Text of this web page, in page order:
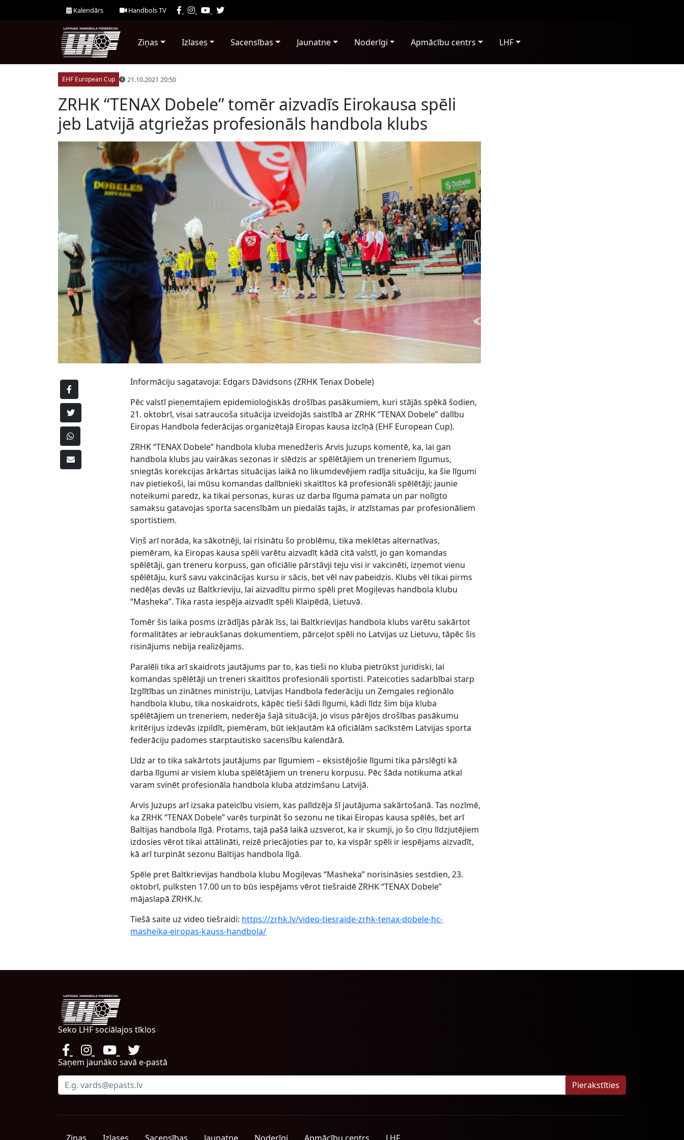
Kalendārs Handbols TV
Ziņas Izlases Sacensības Jaunatne Noderīgi Apmācību centrs LHF
EHF European Cup 21.10.2021 20:50
ZRHK “TENAX Dobele” tomēr aizvadīs Eirokausa spēli
jeb Latvijā atgriežas profesionāls handbola klubs
Informāciju sagatavoja: Edgars Dāvidsons (ZRHK Tenax Dobele)
Pēc valstī pieņemtajiem epidemioloģiskās drošības pasākumiem, kuri stājās spēkā šodien,
21. oktobrī, visai satraucoša situācija izveidojās saistībā ar ZRHK “TENAX Dobele” dalību
Eiropas Handbola federācijas organizētajā Eiropas kausa izcīņā (EHF European Cup).
ZRHK “TENAX Dobele” handbola kluba menedžeris Arvis Juzups komentē, ka, lai gan
handbola klubs jau vairākas sezonas ir slēdzis ar spēlētājiem un treneriem līgumus,
sniegtās korekcijas ārkārtas situācijas laikā no likumdevējiem radīja situāciju, ka šie līgumi
nav pietiekoši, lai mūsu komandas dalībnieki skaitītos kā profesionāli spēlētāji; jaunie
noteikumi paredz, ka tikai personas, kuras uz darba līguma pamata un par nolīgto
samaksu gatavojas sporta sacensībām un piedalās tajās, ir atzīstamas par profesionāliem
sportistiem.
Viņš arī norāda, ka sākotnēji, lai risinātu šo problēmu, tika meklētas alternatīvas,
piemēram, ka Eiropas kausa spēli varētu aizvadīt kādā citā valstī, jo gan komandas
spēlētāji, gan treneru korpuss, gan oficiālie pārstāvji teju visi ir vakcinēti, izņemot vienu
spēlētāju, kurš savu vakcinācijas kursu ir sācis, bet vēl nav pabeidzis. Klubs vēl tikai pirms
nedēļas devās uz Baltkrieviju, lai aizvadītu pirmo spēli pret Mogiļevas handbola klubu
“Masheka”. Tika rasta iespēja aizvadīt spēli Klaipēdā, Lietuvā.
Tomēr šis laika posms izrādījās pārāk īss, lai Baltkrievijas handbola klubs varētu sakārtot
formalitātes ar iebraukšanas dokumentiem, pārceļot spēli no Latvijas uz Lietuvu, tāpēc šis
risinājums nebija realizējams.
Paralēli tika arī skaidrots jautājums par to, kas tieši no kluba pietrūkst juridiski, lai
komandas spēlētāji un treneri skaitītos profesionāli sportisti. Pateicoties sadarbībai starp
Izglītības un zinātnes ministriju, Latvijas Handbola federāciju un Zemgales reģionālo
handbola klubu, tika noskaidrots, kāpēc tieši šādi līgumi, kādi līdz šim bija kluba
spēlētājiem un treneriem, nederēja šajā situācijā, jo visus pārējos drošības pasākumu
kritērijus izdevās izpildīt, piemēram, būt iekļautām kā oficiālām sacīkstēm Latvijas sporta
federāciju padomes starptautisko sacensību kalendārā.
Līdz ar to tika sakārtots jautājums par līgumiem – eksistējošie līgumi tika pārslēgti kā
darba līgumi ar visiem kluba spēlētājiem un treneru korpusu. Pēc šāda notikuma atkal
varam svinēt profesionāla handbola kluba atdzimšanu Latvijā.
Arvis Juzups arī izsaka pateicību visiem, kas palīdzēja šī jautājuma sakārtošanā. Tas nozīmē,
ka ZRHK “TENAX Dobele” varēs turpināt šo sezonu ne tikai Eiropas kausa spēlēs, bet arī
Baltijas handbola līgā. Protams, tajā pašā laikā uzsverot, ka ir skumji, jo šo cīņu līdzjutējiem
izdosies vērot tikai attālināti, reizē priecājoties par to, ka vispār spēli ir iespējams aizvadīt,
kā arī turpināt sezonu Baltijas handbola līgā.
Spēle pret Baltkrievijas handbola klubu Mogiļevas “Masheka” norisināsies sestdien, 23.
oktobrī, pulksten 17.00 un to būs iespējams vērot tiešraidē ZRHK “TENAX Dobele”
mājaslapā ZRHK.lv.
Tiešā saite uz video tiešraidi: https://zrhk.lv/video-tiesraide-zrhk-tenax-dobele-hc-
masheika-eiropas-kauss-handbola/
Seko LHF sociālajos tīklos
Saņem jaunāko savā e-pastā